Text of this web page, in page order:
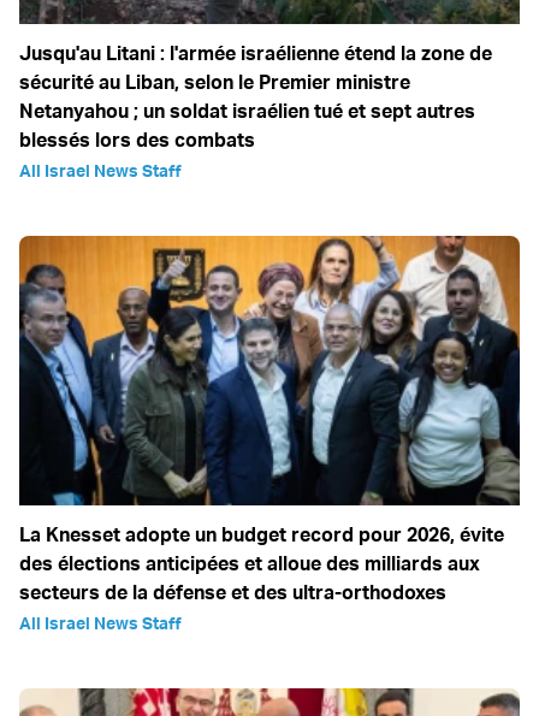
Jusqu'au Litani : l'armée israélienne étend la zone de
sécurité au Liban, selon le Premier ministre
Netanyahou ; un soldat israélien tué et sept autres
blessés lors des combats
All Israel News Staff
La Knesset adopte un budget record pour 2026, évite
des élections anticipées et alloue des milliards aux
secteurs de la défense et des ultra-orthodoxes
All Israel News Staff